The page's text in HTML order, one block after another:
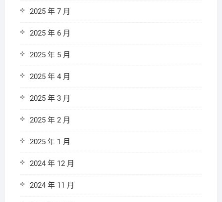
2025 年 7 月
2025 年 6 月
2025 年 5 月
2025 年 4 月
2025 年 3 月
2025 年 2 月
2025 年 1 月
2024 年 12 月
2024 年 11 月